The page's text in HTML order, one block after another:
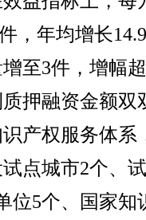
，年均增长
至3件，增幅
押融资金额双
产权服务体系
点城市2个、
位5个、国家知